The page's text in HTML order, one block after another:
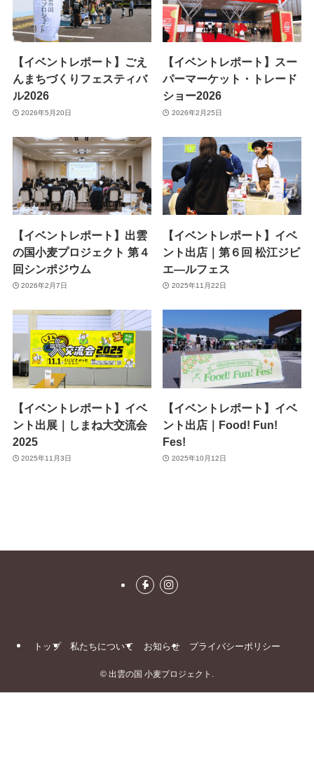
【イベントレポート】ごえ
んまちづくりフェスティバ
ル2026
2026年5月20日
【イベントレポート】スー
パーマーケット・トレード
ショー2026
2026年2月25日
【イベントレポート】出雲
の国小麦プロジェクト 第４
回シンポジウム
2026年2月7日
【イベントレポート】イベ
ント出店｜第６回 松江ジビ
エ―ルフェス
2025年11月22日
【イベントレポート】イベ
ント出展｜しまね大交流会
2025
2025年11月3日
【イベントレポート】イベ
ント出店｜Food! Fun!
Fes!
2025年10月12日
トップ 私たちについて お知らせ プライバシーポリシー
© 出雲の国 小麦プロジェクト.